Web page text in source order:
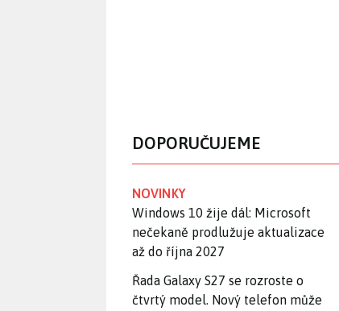
DOPORUČUJEME
NOVINKY
Windows 10 žije dál: Microsoft
nečekaně prodlužuje aktualizace
až do října 2027
Řada Galaxy S27 se rozroste o
čtvrtý model. Nový telefon může